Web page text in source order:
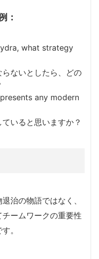
：
what strategy
ないとしたら、どの
any modern
いると思いますか？
治の物語ではなく、
ームワークの重要性
。